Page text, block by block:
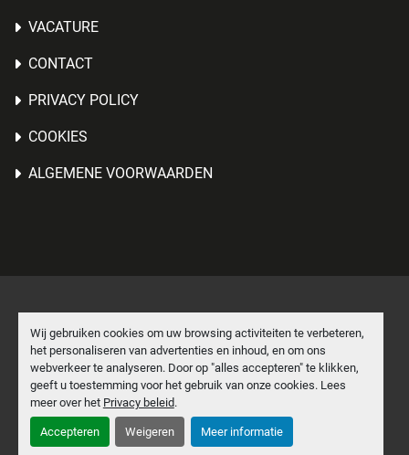
Wij gebruiken cookies om uw browsing activiteiten te verbeteren,
het personaliseren van advertenties en inhoud, en om ons
webverkeer te analyseren. Door op "alles accepteren" te klikken,
geeft u toestemming voor het gebruik van onze cookies. Lees
meer over het Privacy beleid.
Accepteren Weigeren Meer informatie
VACATURE
CONTACT
PRIVACY POLICY
COOKIES
ALGEMENE VOORWAARDEN
Cookies beheren
Machinio Systemwebsite doorMachinio